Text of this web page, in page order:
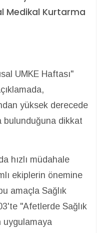
Medikal Kurtarma
UMKE Haftası"
yüksek derecede
bulunduğuna dikkat
hızlı müdahale
ekiplerin önemine
amaçla Sağlık
"Afetlerde Sağlık
uygulamaya